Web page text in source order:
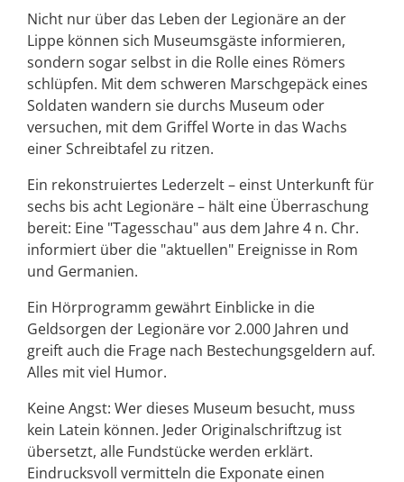
Nicht nur über das Leben der Legionäre an der
Lippe können sich Museumsgäste informieren,
sondern sogar selbst in die Rolle eines Römers
schlüpfen. Mit dem schweren Marschgepäck eines
Soldaten wandern sie durchs Museum oder
versuchen, mit dem Griffel Worte in das Wachs
einer Schreibtafel zu ritzen.
Ein rekonstruiertes Lederzelt – einst Unterkunft für
sechs bis acht Legionäre – hält eine Überraschung
bereit: Eine "Tagesschau" aus dem Jahre 4 n. Chr.
informiert über die "aktuellen" Ereignisse in Rom
und Germanien.
Ein Hörprogramm gewährt Einblicke in die
Geldsorgen der Legionäre vor 2.000 Jahren und
greift auch die Frage nach Bestechungsgeldern auf.
Alles mit viel Humor.
Keine Angst: Wer dieses Museum besucht, muss
kein Latein können. Jeder Originalschriftzug ist
übersetzt, alle Fundstücke werden erklärt.
Eindrucksvoll vermitteln die Exponate einen